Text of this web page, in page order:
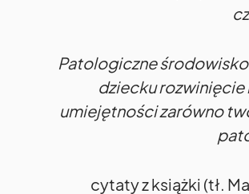
Patologiczne środowisko
dziecku rozwinięcie
umiejętności zarówno
cytaty z książki (tł.